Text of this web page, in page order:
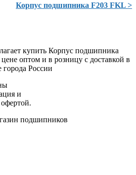
Корпус подшипника F203 FKL >
купить Корпус подшипника
оптом и в розницу с доставкой в
России
и
подшипников